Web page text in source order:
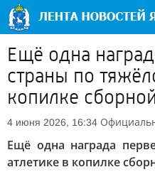
Ещё одна
страны по
копилке
4 июня 2026, 16:34
Ещё одна награда
атлетике в копилке